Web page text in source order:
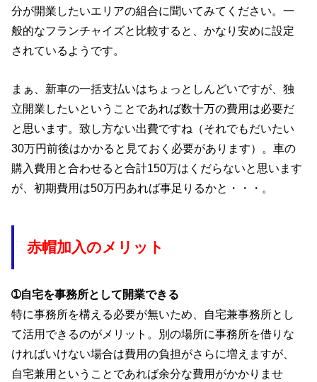
分が開業したいエリアの組合に聞いてみてください。一
般的なフランチャイズと比較すると、かなり安めに設定
されているようです。
まぁ、新車の一括支払いはちょっとしんどいですが、独
立開業したいということであれば数十万の費用は必要だ
と思います。致し方ない出費ですね（それでもだいたい
30万円前後はかかると見ておく必要があります）。車の
購入費用と合わせると合計150万はくだらないと思います
が、初期費用は50万円あれば事足りるかと・・・。
赤帽加入のメリット
➀自宅を事務所として開業できる
特に事務所を構える必要が無いため、自宅兼事務所とし
て活用できるのがメリット。別の場所に事務所を借りな
ければいけない場合は費用の負担がさらに増えますが、
自宅兼用ということであれば余分な費用がかかりませ